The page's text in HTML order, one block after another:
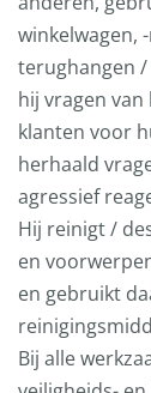
winkelwagen,
terughangen
hij vragen
klanten voor
herhaald
agressief
Hij reinigt /
en
en gebruikt
Bij alle